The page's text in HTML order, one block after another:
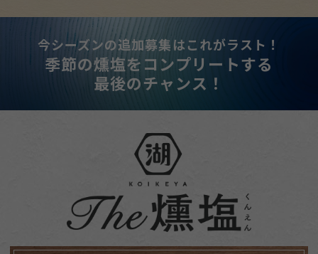
今シーズンの追加募集はこれがラスト！
季節の燻塩をコンプリートする
最後のチャンス！